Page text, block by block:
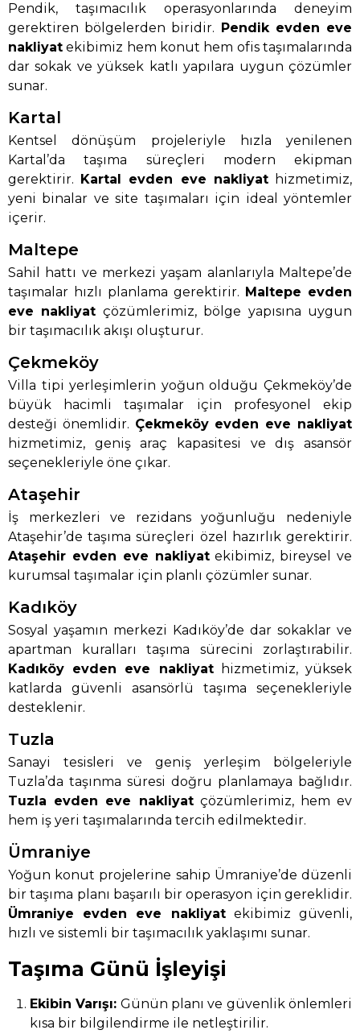
Pendik, taşımacılık operasyonlarında deneyim
gerektiren bölgelerden biridir.
Pendik evden eve
nakliyat ekibimiz hem konut hem ofis taşımalarında
dar sokak ve yüksek katlı yapılara uygun çözümler
sunar.
Kartal
Kentsel dönüşüm projeleriyle hızla yenilenen
Kartal’da taşıma süreçleri modern ekipman
gerektirir.
Kartal evden eve nakliyathizmetimiz,
yeni binalar ve site taşımaları için ideal yöntemler
içerir.
Maltepe
Sahil hattı ve merkezi yaşam alanlarıyla Maltepe’de
taşımalar hızlı planlama gerektirir. Maltepe evden
eve nakliyat çözümlerimiz, bölge yapısına uygun
bir taşımacılık akışı oluşturur.
Çekmeköy
Villa tipi yerleşimlerin yoğun olduğu Çekmeköy’de
büyük hacimli taşımalar için profesyonel ekip
desteği önemlidir. Çekmeköy evden eve nakliyat
hizmetimiz, geniş araç kapasitesi ve dış asansör
seçenekleriyle öne çıkar.
Ataşehir
İş merkezleri ve rezidans yoğunluğu nedeniyle
Ataşehir’de taşıma süreçleri özel hazırlık gerektirir.
Ataşehir evden eve nakliyatekibimiz, bireysel ve
kurumsal taşımalar için planlı çözümler sunar.
Kadıköy
Sosyal yaşamın merkezi Kadıköy’de dar sokaklar ve
apartman kuralları taşıma sürecini zorlaştırabilir.
Kadıköy evden eve nakliyathizmetimiz, yüksek
katlarda güvenli asansörlü taşıma seçenekleriyle
desteklenir.
Tuzla
Sanayi tesisleri ve geniş yerleşim bölgeleriyle
Tuzla’da taşınma süresi doğru planlamaya bağlıdır.
Tuzla evden eve nakliyatçözümlerimiz, hem ev
hem iş yeri taşımalarında tercih edilmektedir.
Ümraniye
Yoğun konut projelerine sahip Ümraniye’de düzenli
bir taşıma planı başarılı bir operasyon için gereklidir.
Ümraniye evden eve nakliyatekibimiz güvenli,
hızlı ve sistemli bir taşımacılık yaklaşımı sunar.
Taşıma Günü İşleyişi
Ekibin Varışı: Günün planı ve güvenlik önlemleri
kısa bir bilgilendirme ile netleştirilir.